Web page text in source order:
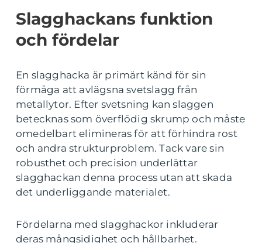
Slagghackans funktion
och fördelar
En slagghacka är primärt känd för sin
förmåga att avlägsna svetslagg från
metallytor. Efter svetsning kan slaggen
betecknas som överflödig skrump och måste
omedelbart elimineras för att förhindra rost
och andra strukturproblem. Tack vare sin
robusthet och precision underlättar
slagghackan denna process utan att skada
det underliggande materialet.
Fördelarna med slagghackor inkluderar
deras mångsidighet och hållbarhet.